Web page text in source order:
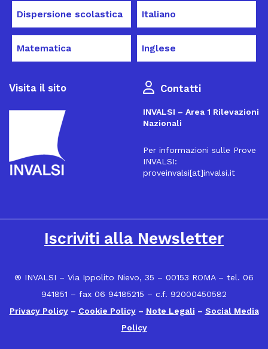
Dispersione scolastica Italiano
Matematica Inglese
Visita il sito Contatti
INVALSI – Area 1 Rilevazioni
Nazionali
Per informazioni sulle Prove
INVALSI:
proveinvalsi[at]invalsi.it
Iscriviti alla Newsletter
® INVALSI – Via Ippolito Nievo, 35 – 00153 ROMA – tel. 06
941851 – fax 06 94185215 – c.f. 92000450582
Privacy Policy– Cookie Policy– Note Legali – Social Media
Policy